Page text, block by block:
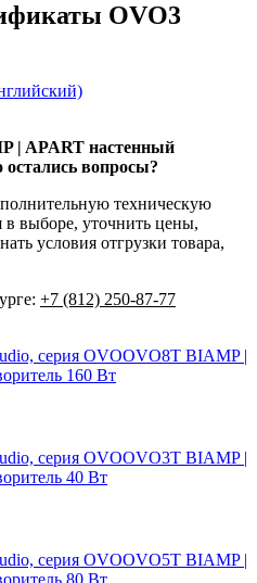
OVO3
| APART настенный
остались вопросы?
техническую
в выборе, уточнить цены,
условия отгрузки товара,
+7 (812) 250-87-77
OVO8T BIAMP |
160 Вт
OVO3T BIAMP |
40 Вт
OVO5T BIAMP |